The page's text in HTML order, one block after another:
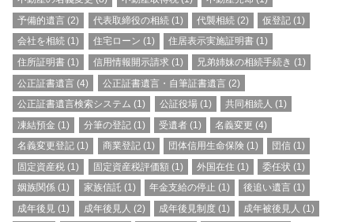
予備的遺言 (2) 代表取締役の相続(1) 代襲相続(2) 仮登記 (1)
会社を相続 (1) 住宅ローン (1) 住居表示実施証明書(1)
住所証明書 (1) 信用情報開示請求 (1) 兄弟姉妹の相続手続き (1)
公正証書遺言 (4) 公正証書遺言・自筆証書遺言(2)
公正証書遺言検索システム (1) 公証役場(1) 共同相続人 (1)
凍結預金 (1) 分筆の登記(1) 受遺者(1) 名義変更 (4)
名義変更登記 (1) 商業登記(1) 団体信用生命保険 (1) 団信 (1)
固定資産税 (1) 固定資産税評価額(1) 外国在住 (1) 委任状 (1)
姻族関係 (1) 家族信託(1) 年金支給の停止 (1) 後追い遺言 (1)
成年後見 (1) 成年後見人 (2) 成年後見制度(1) 成年被後見人 (1)